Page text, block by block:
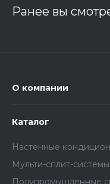
Ранее вы
О компании
Каталог
Настенные
Мульти-сплит-системы
Полупромышленные